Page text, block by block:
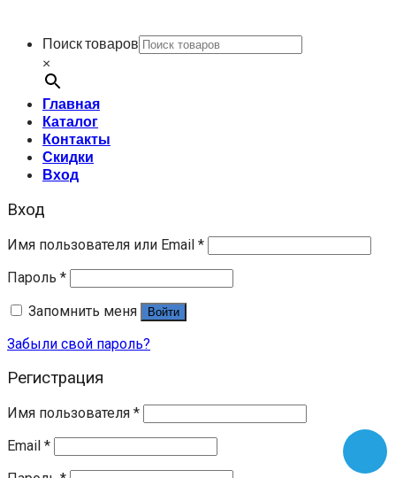
Поиск товаров
×
Главная
Каталог
Контакты
Скидки
Вход
Вход
Имя пользователя или Email *
Пароль *
Запомнить меня
Войти
Забыли свой пароль?
Регистрация
Имя пользователя *
Email *